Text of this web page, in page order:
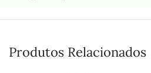
Produtos Relacionados